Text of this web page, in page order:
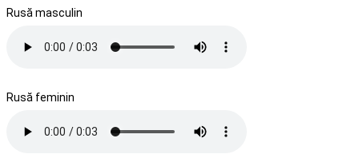
Rusă masculin
Rusă feminin